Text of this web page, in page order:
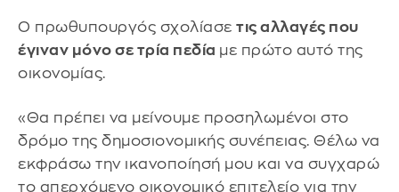
Ο πρωθυπουργός σχολίασε τις αλλαγές που
έγιναν μόνο σε τρία πεδία με πρώτο αυτό της
οικονομίας.
«Θα πρέπει να μείνουμε προσηλωμένοι στο
δρόμο της δημοσιονομικής συνέπειας. Θέλω να
εκφράσω την ικανοποίησή μου και να συγχαρώ
το απερχόμενο οικονομικό επιτελείο για την